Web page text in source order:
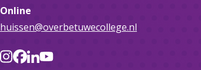
Online
huissen@overbetuwecollege.nl